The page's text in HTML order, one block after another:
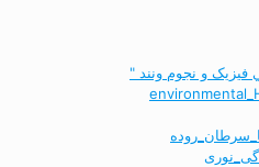
و نجوم ونند "